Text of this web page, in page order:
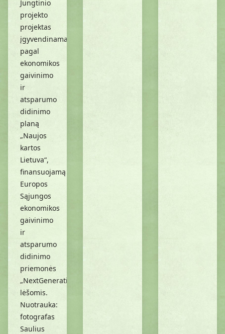
Jungtinio
projekto
projektas
įgyvendinamas
pagal
ekonomikos
gaivinimo
ir
atsparumo
didinimo
planą
„Naujos
kartos
Lietuva“,
finansuojamą
Europos
Sąjungos
ekonomikos
gaivinimo
ir
atsparumo
didinimo
priemonės
„NextGenerationEU“
lėšomis.
Nuotrauka:
fotografas
Saulius